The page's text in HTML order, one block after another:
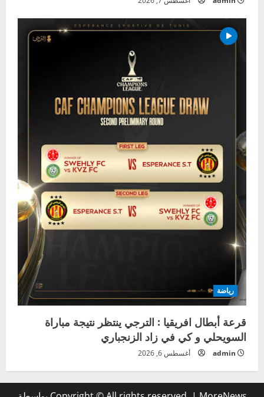
رياضة
قرعة أبطال افريقيا : الترجي ينتظر نتيجة مباراة
السويحلي و كي في زاد الزنجباري
admin أغسطس 6, 2026